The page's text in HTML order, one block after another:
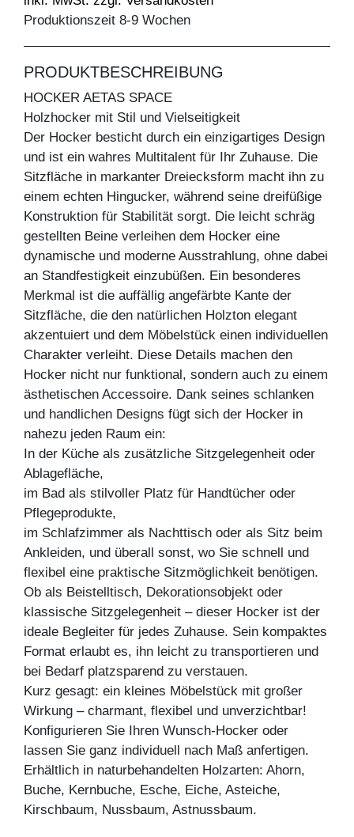
Produktionszeit 8-9 Wochen
PRODUKTBESCHREIBUNG
HOCKER AETAS SPACE
Holzhocker mit Stil und Vielseitigkeit
Der Hocker besticht durch ein einzigartiges Design
und ist ein wahres Multitalent für Ihr Zuhause. Die
Sitzfläche in markanter Dreiecksform macht ihn zu
einem echten Hingucker, während seine dreifüßige
Konstruktion für Stabilität sorgt. Die leicht schräg
gestellten Beine verleihen dem Hocker eine
dynamische und moderne Ausstrahlung, ohne dabei
an Standfestigkeit einzubüßen. Ein besonderes
Merkmal ist die auffällig angefärbte Kante der
Sitzfläche, die den natürlichen Holzton elegant
akzentuiert und dem Möbelstück einen individuellen
Charakter verleiht. Diese Details machen den
Hocker nicht nur funktional, sondern auch zu einem
ästhetischen Accessoire. Dank seines schlanken
und handlichen Designs fügt sich der Hocker in
nahezu jeden Raum ein:
In der Küche als zusätzliche Sitzgelegenheit oder
Ablagefläche,
im Bad als stilvoller Platz für Handtücher oder
Pflegeprodukte,
im Schlafzimmer als Nachttisch oder als Sitz beim
Ankleiden, und überall sonst, wo Sie schnell und
flexibel eine praktische Sitzmöglichkeit benötigen.
Ob als Beistelltisch, Dekorationsobjekt oder
klassische Sitzgelegenheit – dieser Hocker ist der
ideale Begleiter für jedes Zuhause. Sein kompaktes
Format erlaubt es, ihn leicht zu transportieren und
bei Bedarf platzsparend zu verstauen.
Kurz gesagt: ein kleines Möbelstück mit großer
Wirkung – charmant, flexibel und unverzichtbar!
Konfigurieren Sie Ihren Wunsch-Hocker oder
lassen Sie ganz individuell nach Maß anfertigen.
Erhältlich in naturbehandelten Holzarten: Ahorn,
Buche, Kernbuche, Esche, Eiche, Asteiche,
Kirschbaum, Nussbaum, Astnussbaum.